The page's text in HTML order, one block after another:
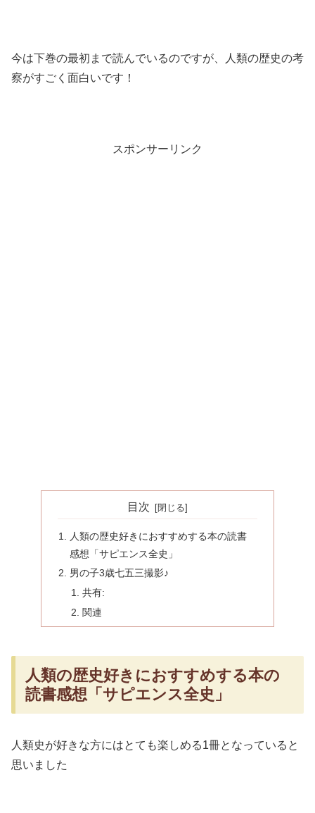
今は下巻の最初まで読んでいるのですが、人類の歴史の考
察がすごく面白いです！
スポンサーリンク
目次
人類の歴史好きにおすすめする本の読書
感想「サピエンス全史」
男の子3歳七五三撮影♪
共有:
関連
人類の歴史好きにおすすめする本の
読書感想「サピエンス全史」
人類史が好きな方にはとても楽しめる1冊となっていると
思いました